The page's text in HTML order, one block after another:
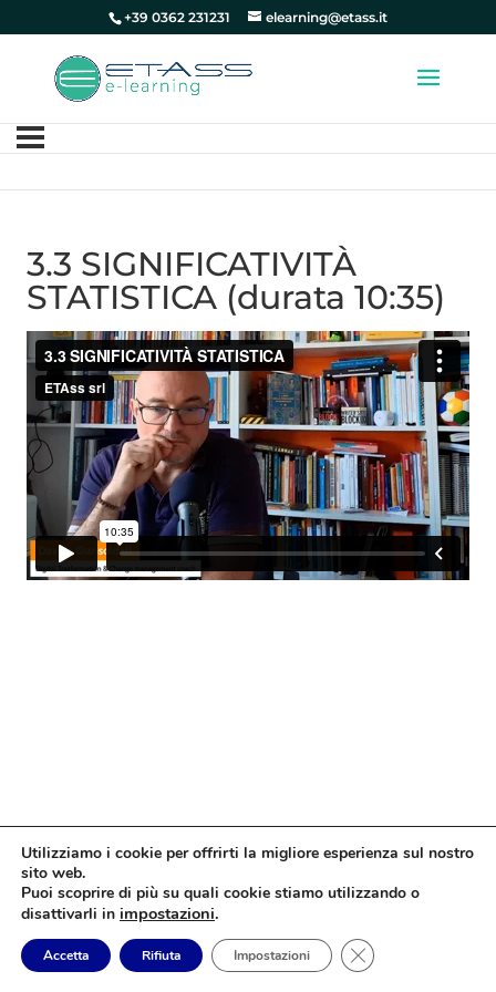
+39 0362 231231 elearning@etass.it
3.3 SIGNIFICATIVITÀ
STATISTICA (durata 10:35)
Utilizziamo i cookie per offrirti la migliore esperienza sul nostro
sito web.
Puoi scoprire di più su quali cookie stiamo utilizzando o
disattivarli in impostazioni.
Accetta Rifiuta Impostazioni Close GDPR